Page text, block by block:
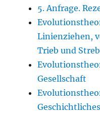
5. Anfrage.
Linienziehen,
Trieb und
Gesellschaft